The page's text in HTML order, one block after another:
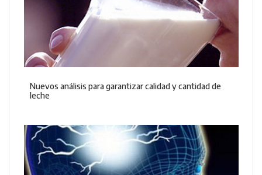
Nuevos análisis para garantizar calidad y cantidad de
leche